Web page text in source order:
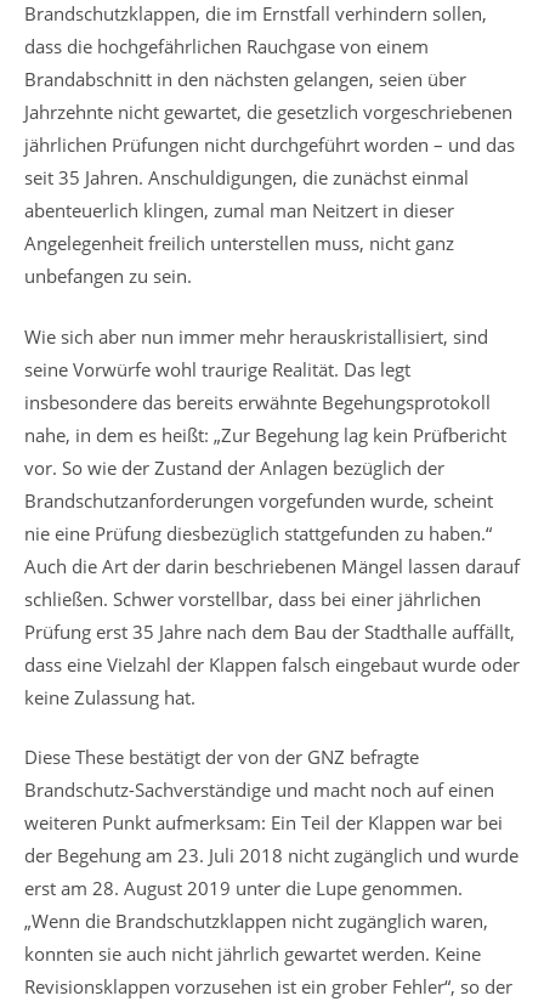
Brandschutzklappen, die im Ernstfall verhindern sollen,
dass die hochgefährlichen Rauchgase von einem
Brandabschnitt in den nächsten gelangen, seien über
Jahrzehnte nicht gewartet, die gesetzlich vorgeschriebenen
jährlichen Prüfungen nicht durchgeführt worden – und das
seit 35 Jahren. Anschuldigungen, die zunächst einmal
abenteuerlich klingen, zumal man Neitzert in dieser
Angelegenheit freilich unterstellen muss, nicht ganz
unbefangen zu sein.
Wie sich aber nun immer mehr herauskristallisiert, sind
seine Vorwürfe wohl traurige Realität. Das legt
insbesondere das bereits erwähnte Begehungsprotokoll
nahe, in dem es heißt: „Zur Begehung lag kein Prüfbericht
vor. So wie der Zustand der Anlagen bezüglich der
Brandschutzanforderungen vorgefunden wurde, scheint
nie eine Prüfung diesbezüglich stattgefunden zu haben.“
Auch die Art der darin beschriebenen Mängel lassen darauf
schließen. Schwer vorstellbar, dass bei einer jährlichen
Prüfung erst 35 Jahre nach dem Bau der Stadthalle auffällt,
dass eine Vielzahl der Klappen falsch eingebaut wurde oder
keine Zulassung hat.
Diese These bestätigt der von der GNZ befragte
Brandschutz-Sachverständige und macht noch auf einen
weiteren Punkt aufmerksam: Ein Teil der Klappen war bei
der Begehung am 23. Juli 2018 nicht zugänglich und wurde
erst am 28. August 2019 unter die Lupe genommen.
„Wenn die Brandschutzklappen nicht zugänglich waren,
konnten sie auch nicht jährlich gewartet werden. Keine
Revisionsklappen vorzusehen ist ein grober Fehler“, so der